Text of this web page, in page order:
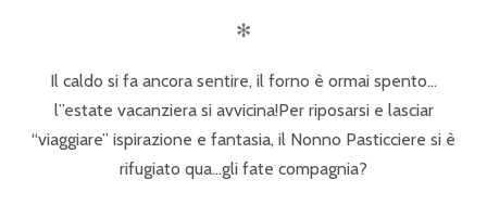
✻
Il caldo si fa ancora sentire, il forno è ormai spento…
l”estate vacanziera si avvicina!Per riposarsi e lasciar
“viaggiare” ispirazione e fantasia, il Nonno Pasticciere si è
rifugiato qua…gli fate compagnia?